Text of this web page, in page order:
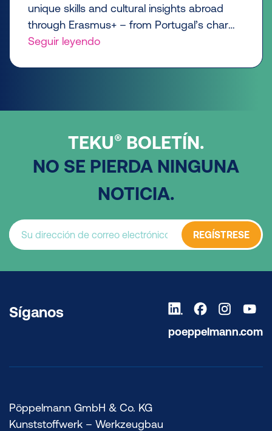
unique skills and cultural insights abroad
through Erasmus+ – from Portugal’s charm
to Hungary’s innovative workplace.
Seguir leyendo
TEKU® BOLETÍN.
NO SE PIERDA NINGUNA
NOTICIA.
REGÍSTRESE
Síganos
poeppelmann.com
Pöppelmann GmbH & Co. KG
Kunststoffwerk – Werkzeugbau